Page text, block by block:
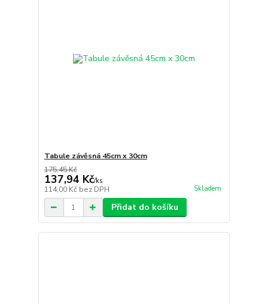
Tabule závěsná 45cm x 30cm
175,45 Kč
137,94 Kč/ks
114,00 Kč bez DPH Skladem
Přidat do košíku